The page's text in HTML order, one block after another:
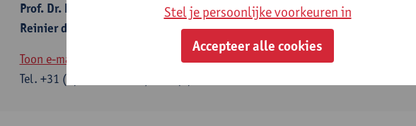
Prof. Dr. Nico van der Lely (leerstoelhouder)
Reinier de Graaf Gasthuis Delft en Universiteit Antwerpen
Toon e-mailadres
Tel. +31 (0) 15-2605114 / +31 (0) 15-2603688
Stel je persoonlijke voorkeuren in
Accepteer alle cookies